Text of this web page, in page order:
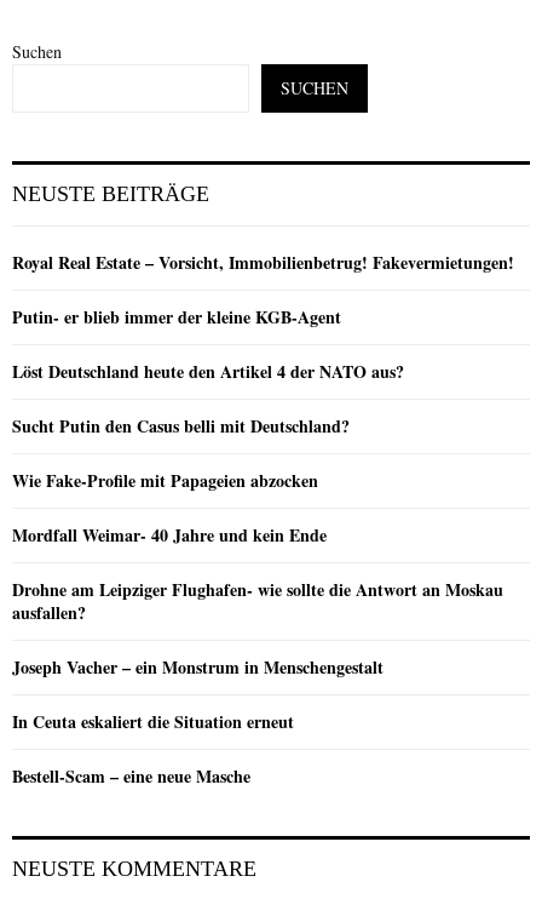
Suchen
SUCHEN
NEUSTE BEITRÄGE
Royal Real Estate – Vorsicht, Immobilienbetrug! Fakevermietungen!
Putin- er blieb immer der kleine KGB-Agent
Löst Deutschland heute den Artikel 4 der NATO aus?
Sucht Putin den Casus belli mit Deutschland?
Wie Fake-Profile mit Papageien abzocken
Mordfall Weimar- 40 Jahre und kein Ende
Drohne am Leipziger Flughafen- wie sollte die Antwort an Moskau
ausfallen?
Joseph Vacher – ein Monstrum in Menschengestalt
In Ceuta eskaliert die Situation erneut
Bestell-Scam – eine neue Masche
NEUSTE KOMMENTARE